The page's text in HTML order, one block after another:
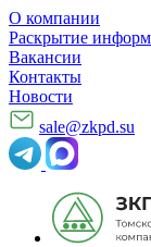
О компании
Раскрытие
Вакансии
Контакты
Новости
sale@zkpd.su